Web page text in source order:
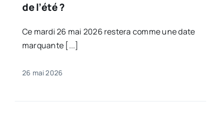
de l’été ?
Ce mardi 26 mai 2026 restera comme une date
marquante [...]
26 mai 2026